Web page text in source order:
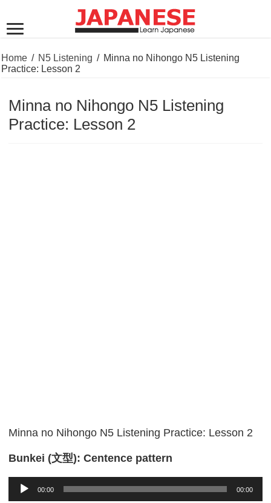
Home / N5 Listening / Minna no Nihongo N5 Listening
Practice: Lesson 2
Minna no Nihongo N5 Listening
Practice: Lesson 2
Minna no Nihongo N5 Listening Practice: Lesson 2
Bunkei (文型): Centence pattern
Audio
Player
00:00 00:00